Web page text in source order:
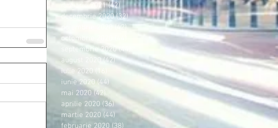
ianuarie 2021 (42) 42 postări
decembrie 2020 (32)32 postări
(42)42 postări
octombrie 2020
44 postări
septembrie 2020 (44)
august 2020 (42)42 postări
iulie 2020 (16)
16 postări
iunie 2020 (44)
mai 2020 (42) 42 postări
aprilie 2020 (36)36 postări
martie 2020 (44) 44 postări
februarie 2020 (38) 38 postări